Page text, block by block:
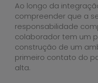
Ao longo da
compreender que a
responsabilidade
colaborador tem um
construção de um
primeiro contato do
alta.